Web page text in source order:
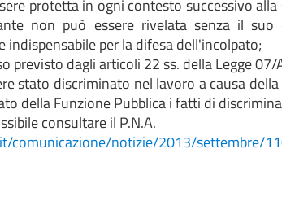
protetta in ogni contesto successivo
non può essere rivelata senza il
per la difesa dell'incolpato;
previsto dagli articoli 22 ss. della Legge
stato discriminato nel lavoro a causa
della Funzione Pubblica i fatti di
consultare il P.N.A.
comunicazione/notizie/2013/settembre/